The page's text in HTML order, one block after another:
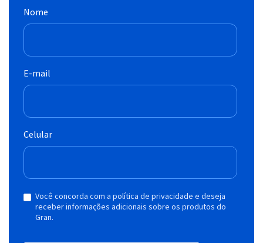
Nome
E-mail
Celular
Você concorda com a política de privacidade e deseja
receber informações adicionais sobre os produtos do
Gran.